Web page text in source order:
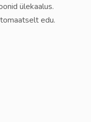
ülekaalus.
edu.